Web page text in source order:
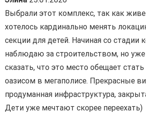
Выбрали этот комплекс, так как
хотелось кардинально менять
секции для детей. Начиная со стадии
наблюдаю за строительством, но уже
сказать, что это место обещает
оазисом в мегаполисе. Прекрасные
продуманная инфраструктура,
Дети уже мечтают скорее переехать)